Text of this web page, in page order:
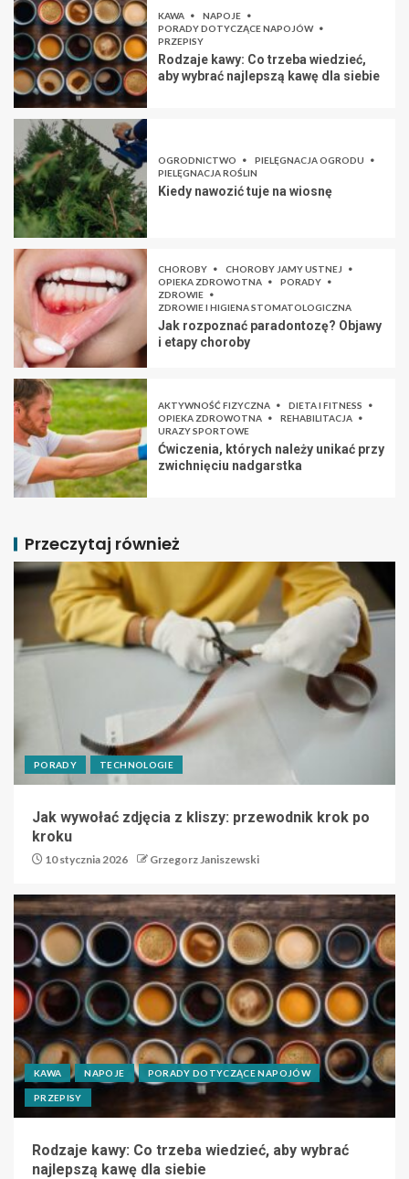
KAWA
NAPOJE
PORADY DOTYCZĄCE NAPOJÓW
PRZEPISY
Rodzaje kawy: Co trzeba wiedzieć,
aby wybrać najlepszą kawę dla siebie
OGRODNICTWO
PIELĘGNACJA OGRODU
PIELĘGNACJA ROŚLIN
Kiedy nawozić tuje na wiosnę
CHOROBY
CHOROBY JAMY USTNEJ
OPIEKA ZDROWOTNA
PORADY
ZDROWIE
ZDROWIE I HIGIENA STOMATOLOGICZNA
Jak rozpoznać paradontozę? Objawy
i etapy choroby
AKTYWNOŚĆ FIZYCZNA
DIETA I FITNESS
OPIEKA ZDROWOTNA
REHABILITACJA
URAZY SPORTOWE
Ćwiczenia, których należy unikać przy
zwichnięciu nadgarstka
Przeczytaj również
PORADY TECHNOLOGIE
Jak wywołać zdjęcia z kliszy: przewodnik krok po
kroku
10 stycznia 2026 Grzegorz Janiszewski
KAWA NAPOJE PORADY DOTYCZĄCE NAPOJÓW
PRZEPISY
Rodzaje kawy: Co trzeba wiedzieć, aby wybrać
najlepszą kawę dla siebie